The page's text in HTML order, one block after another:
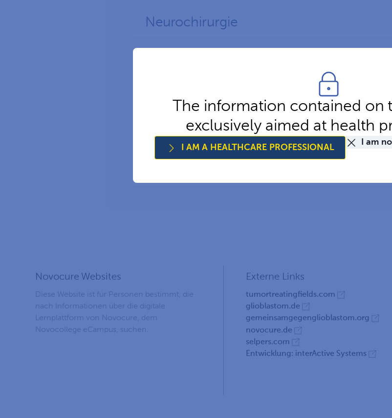
Neurochirurgie
Neuropathologie
TTFields-Therapie
Novocure Websites
Diese Website ist für Personen bestimmt, die
nach Informationen über die digitale
Lernplattform von Novocure, dem
Novocollege eCampus, suchen.
Externe Links
tumortreatingfields.com
glioblastom.de
gemeinsamgegenglioblastom.org
novocure.de
selpers.com
Entwicklung: interActive Systems
The information contained on
exclusively aimed at health
I AM A HEALTHCARE PROFESSIONAL
I am